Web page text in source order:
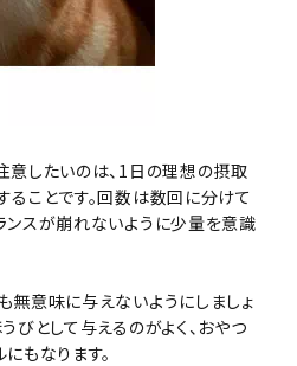
意したいのは、1日の理想の摂取
ることです。回数は数回に分けて
ンスが崩れないように少量を意識
無意味に与えないようにしましょ
びとして与えるのがよく、おやつ
もなります。